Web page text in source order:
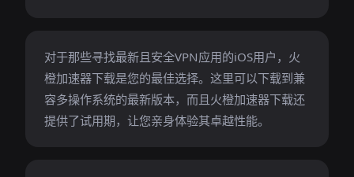
对于那些寻找最新且安全VPN应用的iOS用户，火
橙加速器下载是您的最佳选择。这里可以下载到兼
容多操作系统的最新版本，而且火橙加速器下载还
提供了试用期，让您亲身体验其卓越性能。